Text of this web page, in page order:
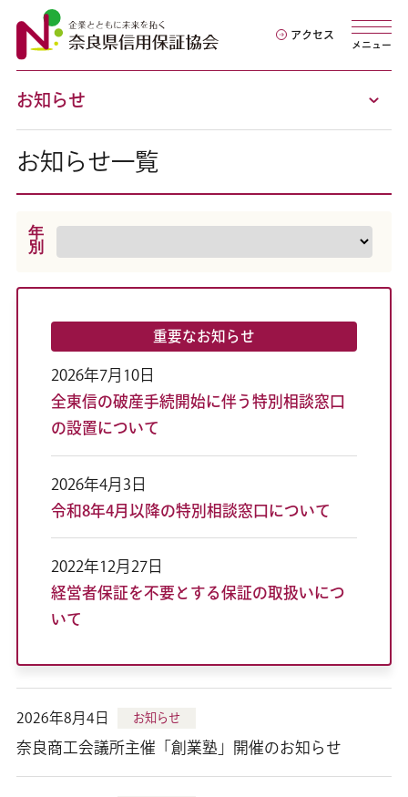
アクセス
メニュー
お知らせ
お知らせ一覧
年
別
重要なお知らせ
2026年7月10日
全東信の破産手続開始に伴う特別相談窓口
の設置について
2026年4月3日
令和8年4月以降の特別相談窓口について
2022年12月27日
経営者保証を不要とする保証の取扱いにつ
いて
2026年8月4日 お知らせ
奈良商工会議所主催「創業塾」開催のお知らせ